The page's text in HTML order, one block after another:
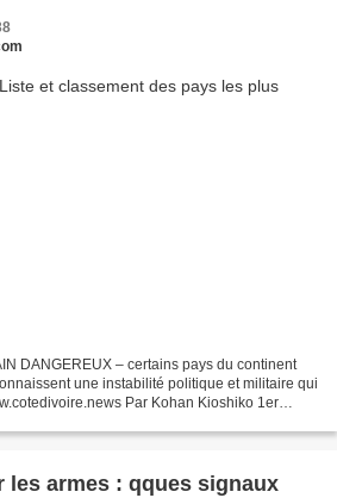
DANGEREUX – certains pays du continent
une instabilité politique et militaire qui
Par Kohan Kioshiko 1er
les armes : qques signaux